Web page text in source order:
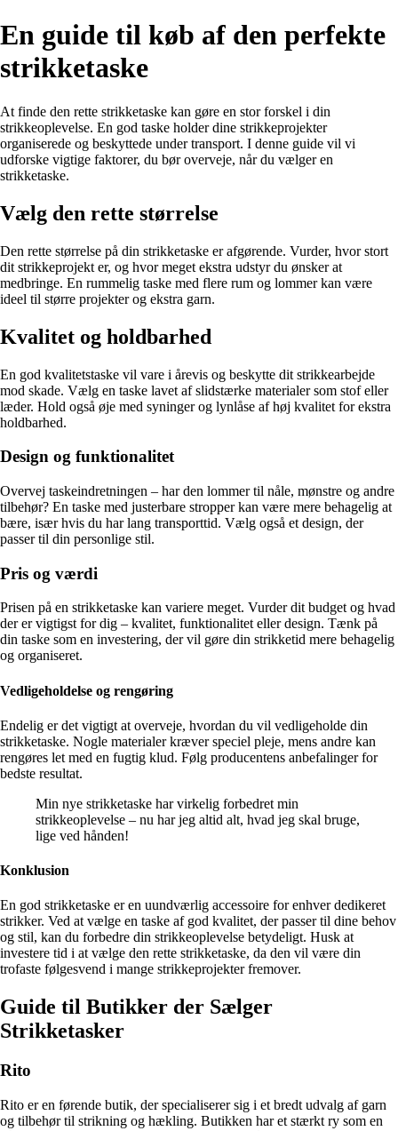
En guide til køb af den perfekte
strikketaske
At finde den rette strikketaske kan gøre en stor forskel i din
strikkeoplevelse. En god taske holder dine strikkeprojekter
organiserede og beskyttede under transport. I denne guide vil vi
udforske vigtige faktorer, du bør overveje, når du vælger en
strikketaske.
Vælg den rette størrelse
Den rette størrelse på din strikketaske er afgørende. Vurder, hvor stort
dit strikkeprojekt er, og hvor meget ekstra udstyr du ønsker at
medbringe. En rummelig taske med flere rum og lommer kan være
ideel til større projekter og ekstra garn.
Kvalitet og holdbarhed
En god kvalitetstaske vil vare i årevis og beskytte dit strikkearbejde
mod skade. Vælg en taske lavet af slidstærke materialer som stof eller
læder. Hold også øje med syninger og lynlåse af høj kvalitet for ekstra
holdbarhed.
Design og funktionalitet
Overvej taskeindretningen – har den lommer til nåle, mønstre og andre
tilbehør? En taske med justerbare stropper kan være mere behagelig at
bære, især hvis du har lang transporttid. Vælg også et design, der
passer til din personlige stil.
Pris og værdi
Prisen på en strikketaske kan variere meget. Vurder dit budget og hvad
der er vigtigst for dig – kvalitet, funktionalitet eller design. Tænk på
din taske som en investering, der vil gøre din strikketid mere behagelig
og organiseret.
Vedligeholdelse og rengøring
Endelig er det vigtigt at overveje, hvordan du vil vedligeholde din
strikketaske. Nogle materialer kræver speciel pleje, mens andre kan
rengøres let med en fugtig klud. Følg producentens anbefalinger for
bedste resultat.
Min nye strikketaske har virkelig forbedret min
strikkeoplevelse – nu har jeg altid alt, hvad jeg skal bruge,
lige ved hånden!
Konklusion
En god strikketaske er en uundværlig accessoire for enhver dedikeret
strikker. Ved at vælge en taske af god kvalitet, der passer til dine behov
og stil, kan du forbedre din strikkeoplevelse betydeligt. Husk at
investere tid i at vælge den rette strikketaske, da den vil være din
trofaste følgesvend i mange strikkeprojekter fremover.
Guide til Butikker der Sælger
Strikketasker
Rito
Rito er en førende butik, der specialiserer sig i et bredt udvalg af garn
og tilbehør til strikning og hækling. Butikken har et stærkt ry som en